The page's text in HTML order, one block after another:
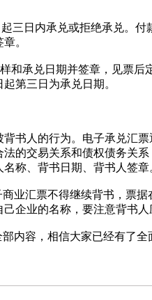
日内承兑或拒绝承兑。付
。
承兑日期并签章，见票后
第三日为承兑日期。
人的行为。电子承兑汇票
的交易关系和债权债务关
称、背书日期、背书人签章
汇票不得继续背书，票据
企业的名称，要注意背书人
内容，相信大家已经有了全